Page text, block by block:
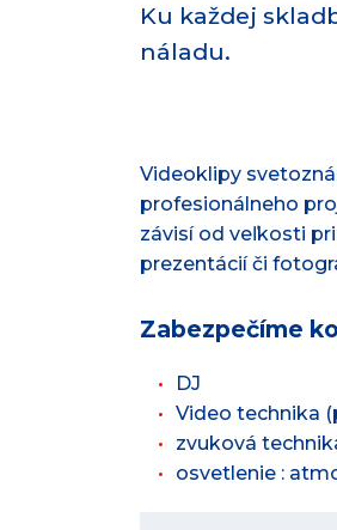
Ku každej
náladu.
Videoklipy
profesionálneho
závisí od veľkosti
prezentácií či
Zabezpečíme
DJ
Video technika
zvuková
osvetlenie :